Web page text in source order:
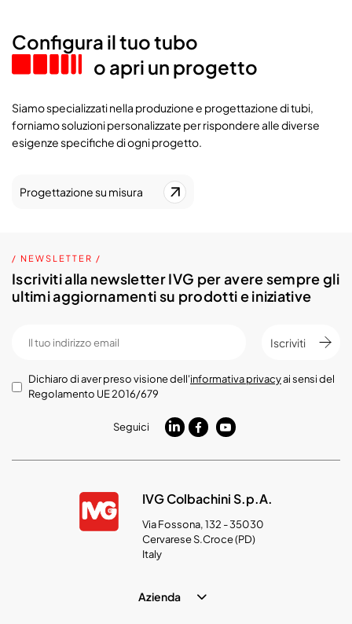
Configura il tuo tubo
o apri un progetto
Siamo specializzati nella produzione e progettazione di tubi,
forniamo soluzioni personalizzate per rispondere alle diverse
esigenze specifiche di ogni progetto.
Progettazione su misura
/ NEWSLETTER /
Iscriviti alla newsletter IVG per avere sempre gli
ultimi aggiornamenti su prodotti e iniziative
Iscriviti
Dichiaro di aver preso visione dell'informativa privacyai sensi del
Regolamento UE 2016/679
Seguici
IVG Colbachini S.p.A.
Via Fossona, 132 - 35030
Cervarese S.Croce (PD)
Italy
Azienda